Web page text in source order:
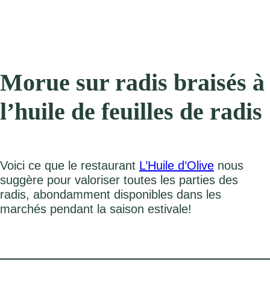
Morue sur radis braisés à
l’huile de feuilles de radis
Voici ce que le restaurant L’Huile d’Olive nous
suggère pour valoriser toutes les parties des
radis, abondamment disponibles dans les
marchés pendant la saison estivale!